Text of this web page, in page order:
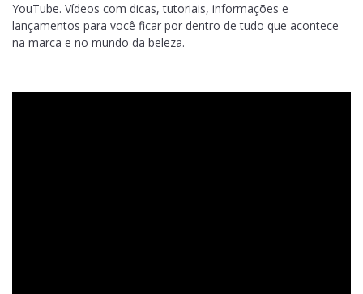
LOJA ONLINE
.
YouTube. Vídeos com dicas, tutoriais, informações e
lançamentos para você ficar por dentro de tudo que acontece
na marca e no mundo da beleza.